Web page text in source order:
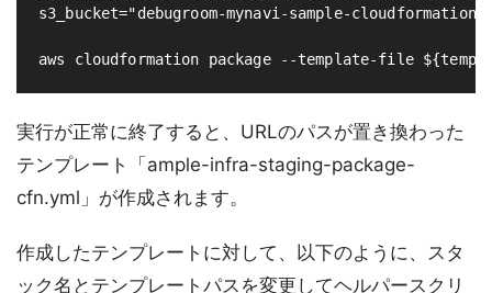
s3_bucket="debugroom-mynavi-sample-cloudformation-
実行が正常に終了すると、URLのパスが置き換わった
テンプレート「ample-infra-staging-package-
cfn.yml」が作成されます。
作成したテンプレートに対して、以下のように、スタ
ック名とテンプレートパスを変更してヘルパースクリ